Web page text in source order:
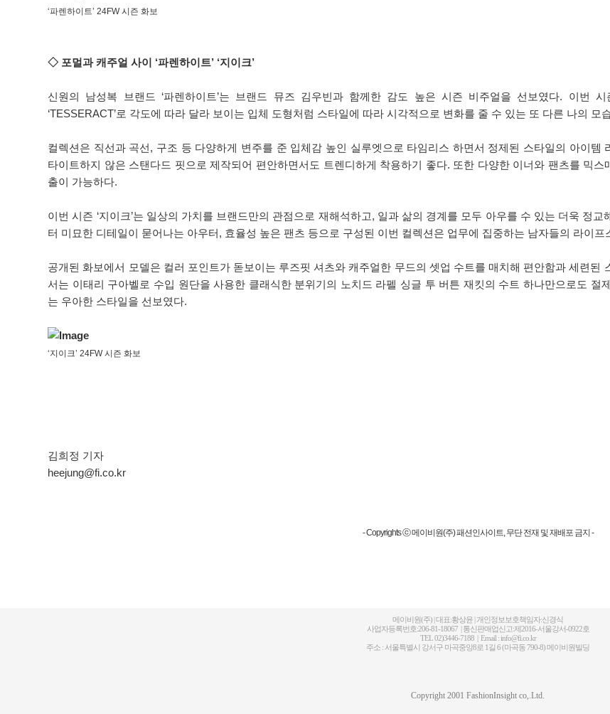
‘파렌하이트’ 24FW 시즌 화보
◇ 포멀과 캐주얼 사이 ‘파렌하이트’ ‘지이크’
신원의 남성복 브랜드 ‘파렌하이트’는 브랜드 뮤즈 김우빈과 함께한 감도 높은 시즌 비주얼을 선보였다. 이번
‘TESSERACT’로 각도에 따라 달라 보이는 입체 도형처럼 스타일에 따라 시각적으로 변화를 줄 수 있는 또 다른 나의 모
컬렉션은 직선과 곡선, 구조 등 다양하게 변주를 준 입체감 높인 실루엣으로 타임리스 하면서 정제된 스타일의 아이
타이트하지 않은 스탠다드 핏으로 제작되어 편안하면서도 트렌디하게 착용하기 좋다. 또한 다양한 이너와 팬츠를 믹
출이 가능하다.
이번 시즌 ‘지이크’는 일상의 가치를 브랜드만의 관점으로 재해석하고, 일과 삶의 경계를 모두 아우를 수 있는 더욱 정
터 미묘한 디테일이 묻어나는 아우터, 효율성 높은 팬츠 등으로 구성된 이번 컬렉션은 업무에 집중하는 남자들의 라이프
공개된 화보에서 모델은 컬러 포인트가 돋보이는 루즈핏 셔츠와 캐주얼한 무드의 셋업 수트를 매치해 편안함과 세련된
서는 이태리 구아벨로 수입 원단을 사용한 클래식한 분위기의 노치드 라펠 싱글 투 버튼 재킷의 수트 하나만으로도 절
는 우아한 스타일을 선보였다.
‘지이크’ 24FW 시즌 화보
김희정 기자
heejung@fi.co.kr
- Copyrights ⓒ 메이비원(주) 패션인사이트, 무단 전재 및 재배포 금지 -
메이비원(주) | 대표:황상윤 | 개인정보보호책임자:신경식
사업자등록번호:206-81-18067 | 통신판매업신고:제2016-서울강서-0922호
TEL 02)3446-7188 | Email : info@fi.co.kr
주소 : 서울특별시 강서구 마곡중앙8로 1길 6 (마곡동 790-8) 메이비원빌딩
Copyright 2001 FashionInsight co,.Ltd.